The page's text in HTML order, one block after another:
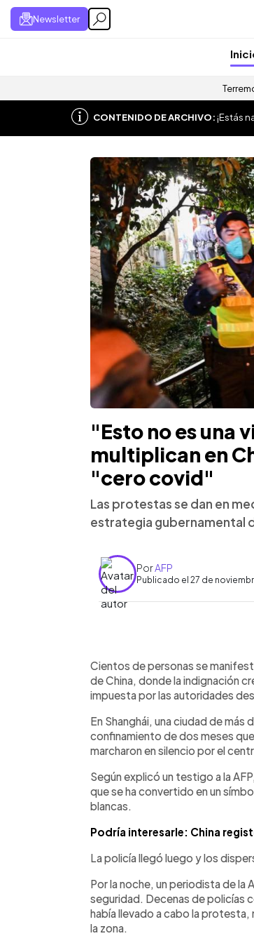
Newsletter
CONTENIDO DE ARCHIVO:¡Estás
"Esto no es una
multiplican en
"cero covid"
Las protestas se dan en
estrategia gubernamental
PorAFP
Publicado el 27 de
► Escuchar artículo
Cientos de personas se
de China, donde la indignación
impuesta por las autoridades
En Shanghái, una ciudad de
confinamiento de dos meses
marcharon en silencio por el
Según explicó un testigo a la
que se ha convertido en un
blancas.
Podría interesarle: China
La policía llegó luego y los
Por la noche, un periodista de la
seguridad. Decenas de policías
había llevado a cabo la
la zona.